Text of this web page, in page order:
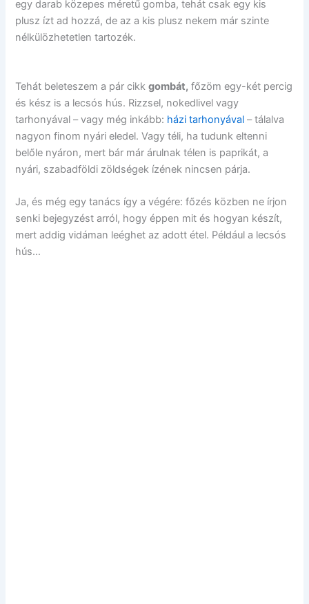
egy darab közepes méretű gomba, tehát csak egy kis
plusz ízt ad hozzá, de az a kis plusz nekem már szinte
nélkülözhetetlen tartozék.
Tehát beleteszem a pár cikkgombát, főzöm egy-két percig
és kész is a lecsós hús. Rizzsel, nokedlivel vagy
tarhonyával – vagy még inkább: házi tarhonyával – tálalva
nagyon finom nyári eledel. Vagy téli, ha tudunk eltenni
belőle nyáron, mert bár már árulnak télen is paprikát, a
nyári, szabadföldi zöldségek ízének nincsen párja.
Ja, és még egy tanács így a végére: főzés közben ne írjon
senki bejegyzést arról, hogy éppen mit és hogyan készít,
mert addig vidáman leéghet az adott étel. Például a lecsós
hús…